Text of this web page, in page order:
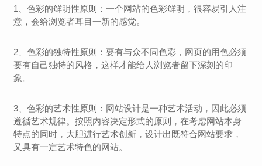
1、色彩的鲜明性原则：一个网站的色彩鲜明，很容易引人注
意，会给浏览者耳目一新的感觉。
2、色彩的独特性原则：要有与众不同色彩，网页的用色必须
要有自己独特的风格，这样才能给人浏览者留下深刻的印
象。
3、色彩的艺术性原则：网站设计是一种艺术活动，因此必须
遵循艺术规律。按照内容决定形式的原则，在考虑网站本身
特点的同时，大胆进行艺术创新，设计出既符合网站要求，
又具有一定艺术特色的网站。